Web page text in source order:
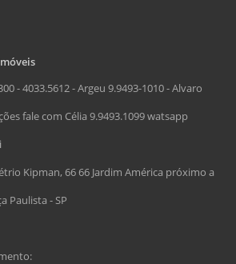
- 4033.5612 - Argeu 9.9493-1010 - Alvaro
fale com Célia 9.9493.1099 watsapp
Kipman, 66 66 Jardim América próximo a
Paulista - SP